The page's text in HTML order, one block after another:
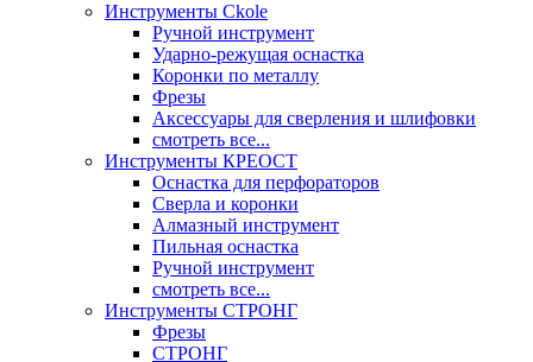
Инструменты Ckole
Ручной инструмент
Ударно‑режущая оснастка
Коронки по металлу
Фрезы
Аксессуары для сверления и шлифовки
смотреть все...
Инструменты КРЕОСТ
Оснастка для перфораторов
Сверла и коронки
Алмазный инструмент
Пильная оснастка
Ручной инструмент
смотреть все...
Инструменты СТРОНГ
Фрезы
СТРОНГ